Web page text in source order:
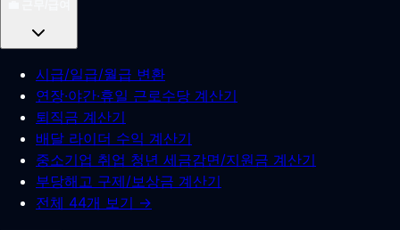
시급/일급/월급 변환
연장·야간·휴일 근로수당 계산기
퇴직금 계산기
배달 라이더 수익 계산기
중소기업 취업 청년 세금감면/지원금 계산기
부당해고 구제/보상금 계산기
전체 44개 보기 →